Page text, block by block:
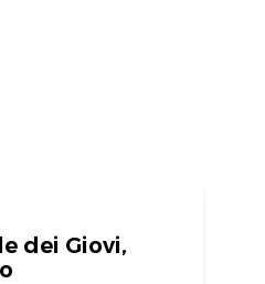
dei Giovi,